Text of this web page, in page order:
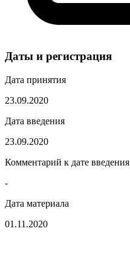
Даты и регистрация
Дата принятия
23.09.2020
Дата введения
23.09.2020
Комментарий к дате введения
-
Дата материала
01.11.2020